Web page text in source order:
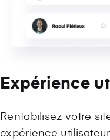
Expérience
Rentabilisez votre
expérience